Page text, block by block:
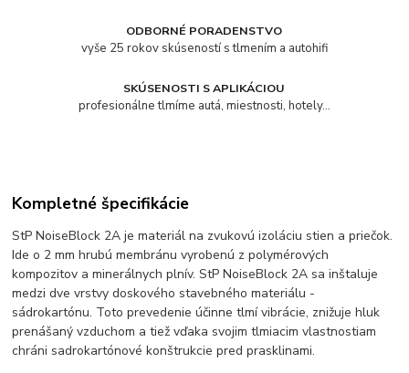
ODBORNÉ PORADENSTVO
vyše 25 rokov skúseností s tlmením a autohifi
SKÚSENOSTI S APLIKÁCIOU
profesionálne tlmíme autá, miestnosti, hotely...
Kompletné špecifikácie
StP NoiseBlock 2A je materiál na zvukovú izoláciu stien a priečok.
Ide o 2 mm hrubú membránu vyrobenú z polymérových
kompozitov a minerálnych plnív.StP NoiseBlock 2A sa inštaluje
medzi dve vrstvy doskového stavebného materiálu -
sádrokartónu. Toto prevedenie účinne tlmí vibrácie, znižuje hluk
prenášaný vzduchom a tiež vďaka svojim tlmiacim vlastnostiam
chráni sadrokartónové konštrukcie pred prasklinami.